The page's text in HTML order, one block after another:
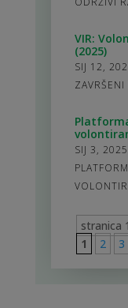
VIR:
(2025)
SIJ 12,
ZAVRŠENI
SIJ 3, 2025
stranica
1
2 3